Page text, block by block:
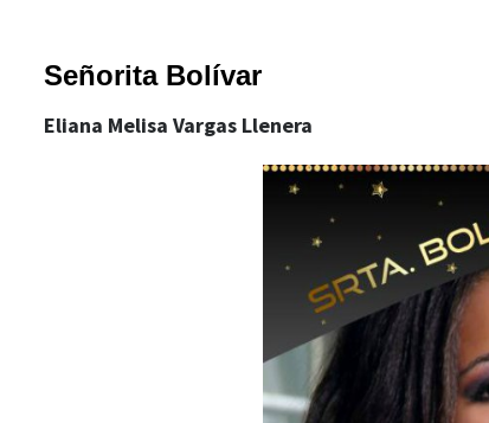
Señorita Bolívar
Eliana Melisa Vargas Llenera